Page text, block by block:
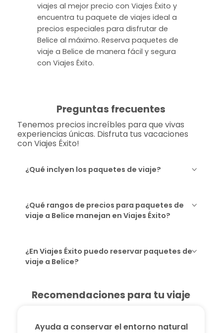
viajes al mejor precio con Viajes Éxito y
encuentra tu paquete de viajes ideal a
precios especiales para disfrutar de
Belice al máximo. Reserva paquetes de
viaje a Belice de manera fácil y segura
con Viajes Éxito.
Preguntas frecuentes
Tenemos precios increíbles para que vivas
experiencias únicas. Disfruta tus vacaciones
con Viajes Éxito!
¿Qué inclyen los paquetes de viaje?
¿Qué rangos de precios para paquetes de
viaje a Belice manejan en Viajes Éxito?
¿En Viajes Éxito puedo reservar paquetes de
viaje a Belice?
Recomendaciones para tu viaje
Ayuda a conservar el entorno natural